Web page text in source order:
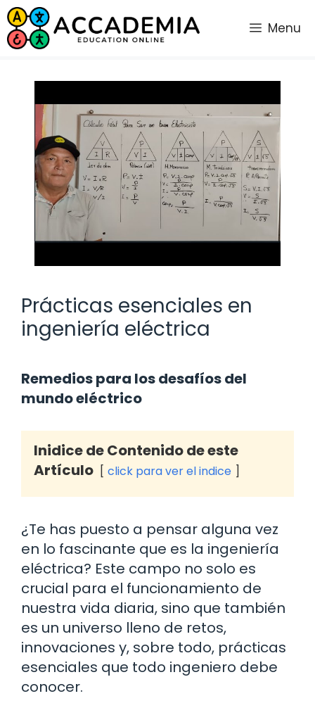
Saltar
al
contenido
Menu
Prácticas esenciales en
ingeniería eléctrica
Remedios para los desafíos del
mundo eléctrico
Inidice de Contenido de este
Artículo
click para ver el indice
¿Te has puesto a pensar alguna vez
en lo fascinante que es la ingeniería
eléctrica? Este campo no solo es
crucial para el funcionamiento de
nuestra vida diaria, sino que también
es un universo lleno de retos,
innovaciones y, sobre todo, prácticas
esenciales que todo ingeniero debe
conocer.